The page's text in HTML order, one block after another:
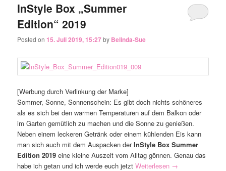
InStyle Box „Summer
Edition“ 2019
Posted on15. Juli 2019, 15:27by Belinda-Sue
[Werbung durch Verlinkung der Marke]
Sommer, Sonne, Sonnenschein: Es gibt doch nichts schöneres
als es sich bei den warmen Temperaturen auf dem Balkon oder
im Garten gemütlich zu machen und die Sonne zu genießen.
Neben einem leckeren Getränk oder einem kühlenden Eis kann
man sich auch mit dem Auspacken derInStyle Box Summer
Edition 2019 eine kleine Auszeit vom Alltag gönnen. Genau das
habe ich getan und ich werde euch jetztWeiterlesen →